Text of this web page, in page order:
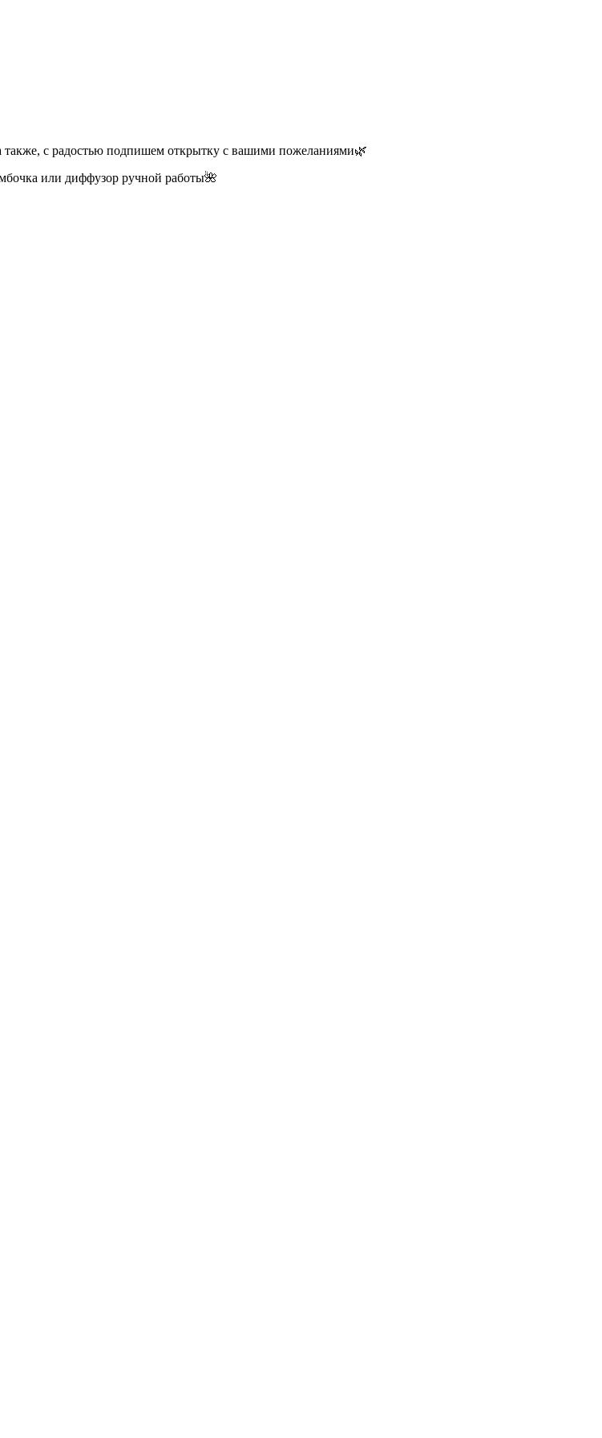
также, с радостью подпишем открытку с вашими пожеланиями🌿
или диффузор ручной работы🌺